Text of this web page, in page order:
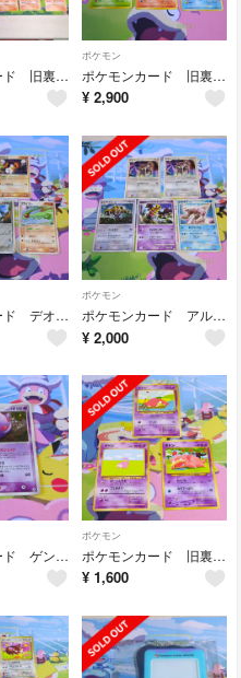
ポケモンカード 旧裏 ノーマル 第1弾 18枚セット
ポケモン
ポケモンカード 旧裏 御三家 ピカチュウ イーブイ ノーマルセット
¥ 2,900
ポケモンカード デオキシス レジロック ワカシャモ ルカリオ フライゴン プロモ
ポケモン
ポケモンカード アルセウス レジギガス ギラティナ パルキア プロモセット
¥ 2,000
ポケモンカード ゲンガー 040/086 ★
ポケモン
ポケモンカード 旧裏 ヤドン ノーマル3種セット
¥ 1,600